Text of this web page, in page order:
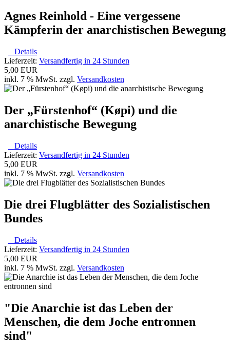
Agnes Reinhold - Eine vergessene
Kämpferin der anarchistischen Bewegung
Details
Lieferzeit: Versandfertig in 24 Stunden
5,00 EUR
inkl. 7 % MwSt. zzgl. Versandkosten
Der „Fürstenhof“ (Køpi) und die
anarchistische Bewegung
Details
Lieferzeit: Versandfertig in 24 Stunden
5,00 EUR
inkl. 7 % MwSt. zzgl. Versandkosten
Die drei Flugblätter des Sozialistischen
Bundes
Details
Lieferzeit: Versandfertig in 24 Stunden
5,00 EUR
inkl. 7 % MwSt. zzgl. Versandkosten
"Die Anarchie ist das Leben der
Menschen, die dem Joche entronnen
sind"